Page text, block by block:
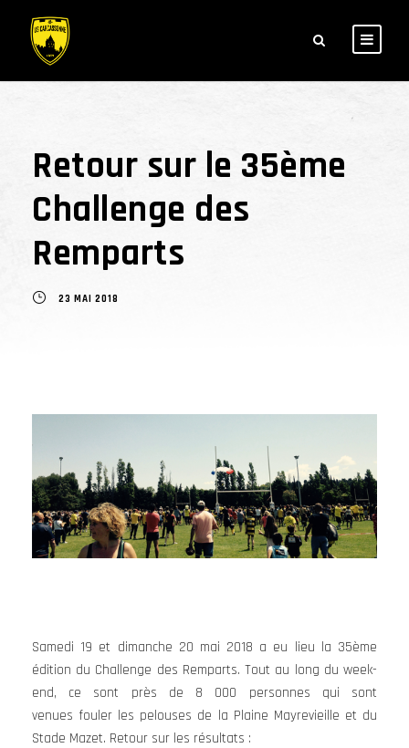
Retour sur le 35ème
Challenge des
Remparts
23 MAI 2018
Samedi 19 et dimanche 20 mai 2018 a eu lieu la 35ème
édition du Challenge des Remparts. Tout au long du week-
end, ce sont près de 8 000 personnes qui sont
venues fouler les pelouses de la Plaine Mayrevieille et du
Stade Mazet. Retour sur les résultats :